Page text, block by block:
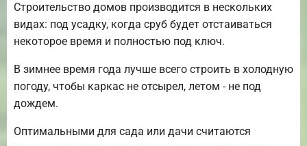
Строительство домов производится в нескольких
видах: под усадку, когда сруб будет отстаиваться
некоторое время и полностью под ключ.
В зимнее время года лучше всего строить в холодную
погоду, чтобы каркас не отсырел, летом - не под
дождем.
Оптимальными для сада или дачи считаются